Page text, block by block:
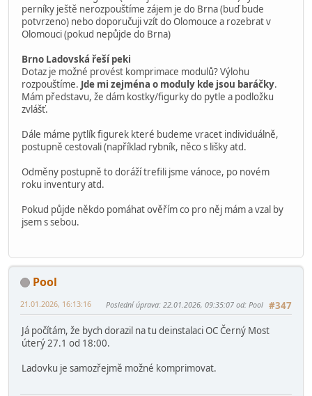
OC Černý Most úterý 27.1 od 18:00
peki
hardegon (má krabice)
pomůže ještě někdo s balením? díky
odvoz středa 28.1 igorus(nebo jím domluvená osoba)
OC Letňany čtvrtek 29.1
vasyk okolo 12:00 sochy
peki odpoledne po 17:00 ostatní
pomůže ještě někdo s balením? díky
odvoz následně igorus (nebo jím domluvená osoba) výlohu
perníky ještě nerozpouštíme zájem je do Brna (buď bude
potvrzeno) nebo doporučuji vzít do Olomouce a rozebrat v
Olomouci (pokud nepůjde do Brna)
Brno Ladovská řeší peki
Dotaz je možné provést komprimace modulů? Výlohu
zvlášť.
Dále máme pytlík figurek které budeme vracet individuálně,
postupně cestovali (například rybník, něco s lišky atd.
Odměny postupně to doráží trefili jsme vánoce, po novém
roku inventury atd.
Pokud půjde někdo pomáhat ověřím co pro něj mám a vzal by
jsem s sebou.